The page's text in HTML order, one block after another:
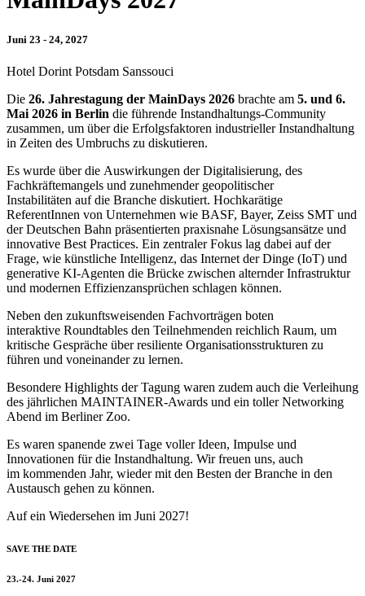
Juni 23 - 24, 2027
Hotel Dorint Potsdam Sanssouci
Die 26. Jahrestagung der MainDays 2026 brachte am 5. und 6.
Mai 2026 in Berlin die führende Instandhaltungs-Community
zusammen, um über die Erfolgsfaktoren industrieller Instandhaltung
in Zeiten des Umbruchs zu diskutieren.
Es wurde über die Auswirkungen der Digitalisierung, des
Fachkräftemangels und zunehmender geopolitischer
Instabilitäten auf die Branche diskutiert. Hochkarätige
ReferentInnen von Unternehmen wie BASF, Bayer, Zeiss SMT und
der Deutschen Bahn präsentierten praxisnahe Lösungsansätze und
innovative Best Practices. Ein zentraler Fokus lag dabei auf der
Frage, wie künstliche Intelligenz, das Internet der Dinge (IoT) und
generative KI-Agenten die Brücke zwischen alternder Infrastruktur
und modernen Effizienzansprüchen schlagen können.
Neben den zukunftsweisenden Fachvorträgen boten
interaktive Roundtables den Teilnehmenden reichlich Raum, um
kritische Gespräche über resiliente Organisationsstrukturen zu
führen und voneinander zu lernen.
Besondere Highlights der Tagung waren zudem auch die Verleihung
des jährlichen MAINTAINER-Awards und ein toller Networking
Abend im Berliner Zoo.
Es waren spanende zwei Tage voller Ideen, Impulse und
Innovationen für die Instandhaltung. Wir freuen uns, auch
im kommenden Jahr, wieder mit den Besten der Branche in den
Austausch gehen zu können.
Auf ein Wiedersehen im Juni 2027!
SAVE THE DATE
23.-24. Juni 2027